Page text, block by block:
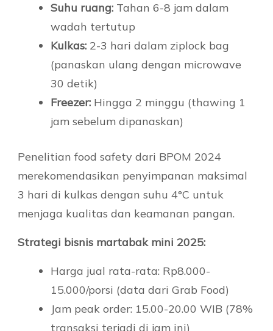
Suhu ruang: Tahan 6-8 jam dalam
wadah tertutup
Kulkas: 2-3 hari dalam ziplock bag
(panaskan ulang dengan microwave
30 detik)
Freezer: Hingga 2 minggu (thawing 1
jam sebelum dipanaskan)
Penelitian food safety dari BPOM 2024
merekomendasikan penyimpanan maksimal
3 hari di kulkas dengan suhu 4°C untuk
menjaga kualitas dan keamanan pangan.
Strategi bisnis martabak mini 2025:
Harga jual rata-rata: Rp8.000-
15.000/porsi (data dari Grab Food)
Jam peak order: 15.00-20.00 WIB (78%
transaksi terjadi di jam ini)